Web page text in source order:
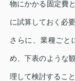
物にかかる固定費
に試算しておく必
さらに、業種ごと
め、下表のような
理して検討するこ